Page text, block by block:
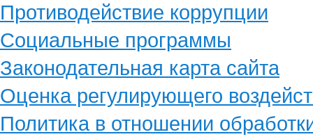
Противодействие коррупции
Социальные программы
Законодательная карта сайта
Оценка регулирующего
Политика в отношении